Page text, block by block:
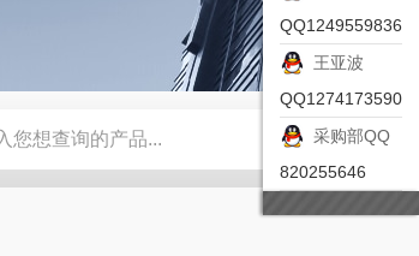
*皮尔兹PILZ安全激光扫描仪 RZMO-TER-
QQ1249559836
王亚波
QQ1274173590
采购部QQ
820255646